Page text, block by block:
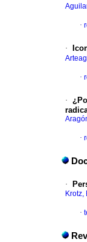
·
·
·
·
·
·
Krotz,
·